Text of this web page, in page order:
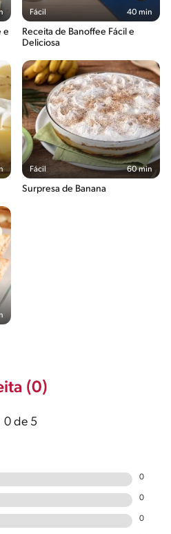
e
Fácil 40 min
Receita de Banoffee Fácil e
Deliciosa
Fácil 60 min
Surpresa de Banana
(0)
0 de 5
0
0
0